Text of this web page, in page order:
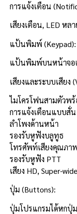
การแจ้งเตือน
เสียงเตือน, LED หล
แป้นพิมพ์ (Keypad):
แป้นพิมพ์บนหน้าจอ
เสียงและระบบเสียง
ไมโครโฟนสามตัวพร้
การแจ้งเตือนแบบสั่น
ลำโพงด้านหน้า
รองรับหูฟังบลูทูธ
โทรศัพท์เสียงคุณภา
รองรับหูฟัง PTT
เสียง HD, Super-
ปุ่ม (Buttons):
ปุ่มโปรแกรมได้หกปุ่